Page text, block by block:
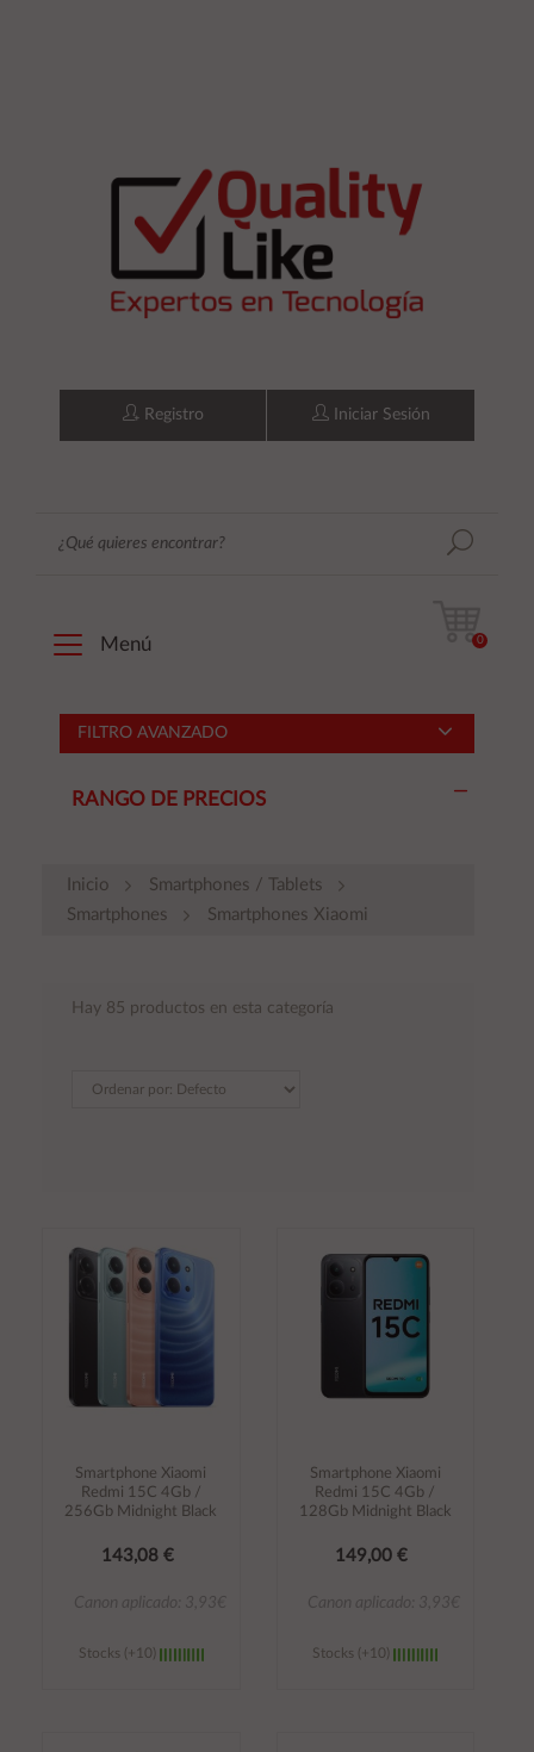
Registro Iniciar Sesión
Menú 0
FILTRO AVANZADO
RANGO DE PRECIOS
Inicio
Smartphones / Tablets
Smartphones
Smartphones Xiaomi
Hay 85 productos en esta categoría
Smartphone Xiaomi
Redmi 15C 4Gb /
256Gb Midnight Black
143,08 €
Canon aplicado: 3,93€
Stocks (+10)
Smartphone Xiaomi
Redmi 15C 4Gb /
128Gb Midnight Black
149,00 €
Canon aplicado: 3,93€
Stocks (+10)